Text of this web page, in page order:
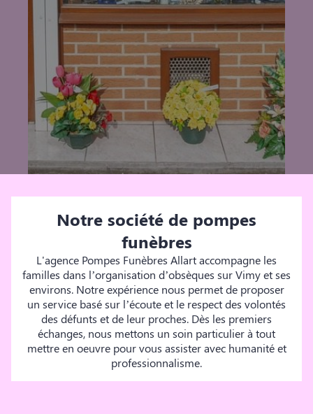
Notre société de pompes
funèbres
L'agence Pompes Funèbres Allart accompagne les
familles dans l’organisation d’obsèques sur Vimy et ses
environs. Notre expérience nous permet de proposer
un service basé sur l’écoute et le respect des volontés
des défunts et de leur proches. Dès les premiers
échanges, nous mettons un soin particulier à tout
mettre en oeuvre pour vous assister avec humanité et
professionnalisme.